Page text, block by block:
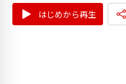
はじめから再生